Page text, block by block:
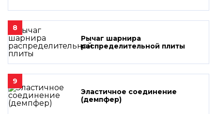
8
Рычаг шарнира
распределительной плиты
9
Эластичное соединение
(демпфер)